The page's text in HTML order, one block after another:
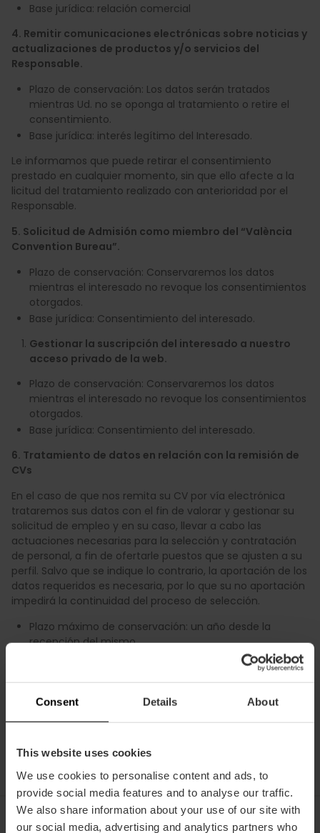
Consent Details About
This website uses cookies
We use cookies to personalise content and ads, to
provide social media features and to analyse our traffic.
We also share information about your use of our site with
our social media, advertising and analytics partners who
Base jurídica: relación comercial
4. Remitir comunicaciones electrónicas sobre noticias y
actualizaciones de productos y/o servicios del
Responsable.
Plazo de conservación: Los datos serán tratados
mientras Ud. no se oponga al tratamiento o retire el
consentimiento.
Base jurídica: interés legítimo del Interesado.
Le informamos que puede retirar el consentimiento
prestado en cualquier momento, sin que ello afecte a la
licitud del tratamiento realizado con anterioridad por el
Responsable.
5. Solicitud de Admisión como miembro del “València
Convention Bureau”.
Plazo de conservación: Conservaremos los datos
mientras el interesado no revoque los consentimientos
otorgados.
Base jurídica: Consentimiento del interesado.
Gestionar la suscripción del interesado a nuestro
acceso privado de la web.
Plazo de conservación: Conservaremos los datos
mientras el interesado no revoque los consentimientos
otorgados.
Base jurídica: Consentimiento del interesado.
6. Tratamiento de datos en relación con la remisión de
CVs
En el caso de que nos remita su CV por vía electrónica
trataremos sus datos con el fin de valorar y gestionar su
solicitud de empleo y en su caso, llevar a cabo las
actuaciones necesarias para la selección y contratación
de personal, a fin de ofertarle puestos que se ajusten a su
perfil. Salvo que se indique lo contrario, la aportación de los
datos requeridos es necesaria, por lo que su no aportación
impedirá la continuidad del proceso de selección.
Plazo máximo de conservación: un año desde la
recepción del mismo.
Base jurídica: consentimiento del interesado.
7. Tratamiento de imágenes de videovigilancia en las
instalaciones de FUNDACIÓ VISIT VALÈNCIA
Plazo máximo de conservación: 30 días.